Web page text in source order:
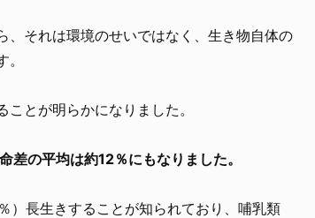
、それは環境のせいではなく、生き物自体の
とが明らかになりました。
の平均は約12％にもなりました。
）長生きすることが知られており、哺乳類